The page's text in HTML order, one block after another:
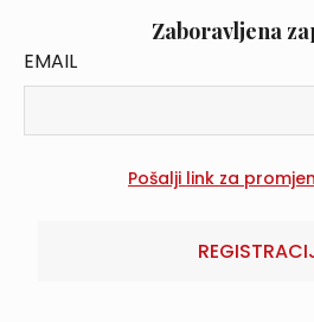
Zaboravljena
EMAIL